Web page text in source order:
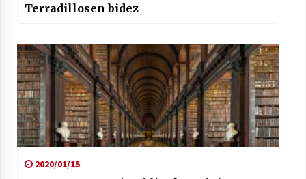
Terradillosen bidez
2020/01/15